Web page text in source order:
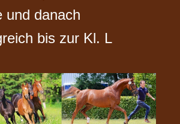
und danach
bis zur Kl. L